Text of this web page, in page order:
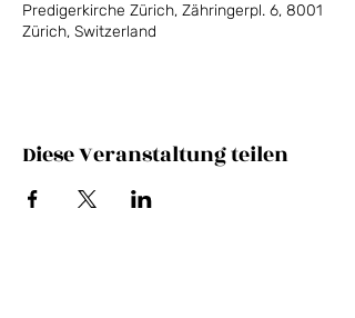
Predigerkirche Zürich, Zähringerpl. 6, 8001
Zürich, Switzerland
Diese Veranstaltung teilen